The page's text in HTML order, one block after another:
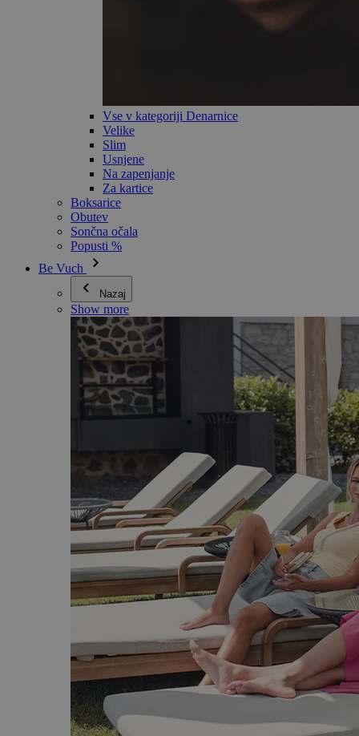
Vse v kategoriji Denarnice
Velike
Slim
Usnjene
Na zapenjanje
Za kartice
Boksarice
Obutev
Sončna očala
Popusti %
Be Vuch
Nazaj
Show more